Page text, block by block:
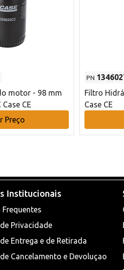
motor - 98 mm
CE
Preço
PN
Filtro
Case CE
Institucionais
Frequentes
Privacidade
Entrega e de Retirada
Cancelamento e Devoluçao